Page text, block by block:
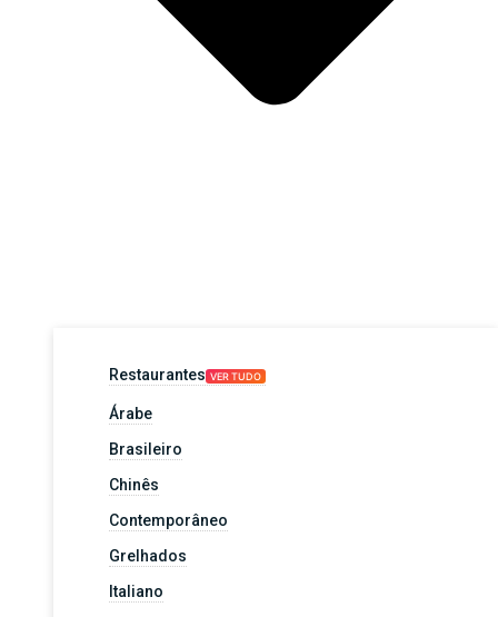
Restaurantes VER TUDO
Árabe
Brasileiro
Chinês
Contemporâneo
Grelhados
Italiano